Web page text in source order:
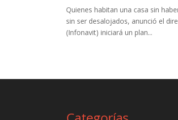
Quienes habitan una casa sin
sin ser desalojados, anunció el
(Infonavit) iniciará un plan...